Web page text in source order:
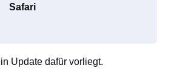
Safari
Update dafür vorliegt.